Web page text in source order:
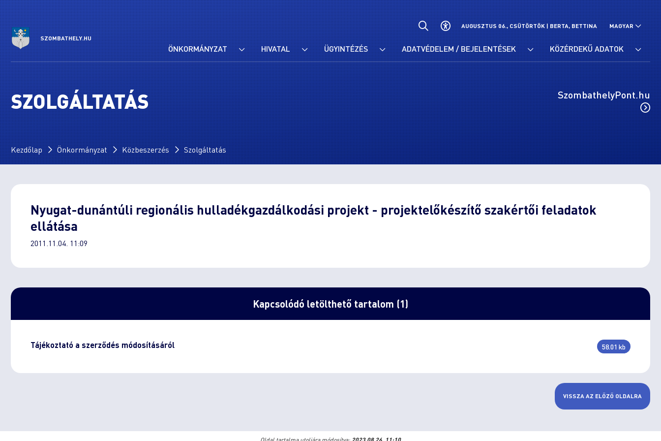
SZOMBATHELY.HU
AUGUSZTUS 06., CSÜTÖRTÖK |BERTA, BETTINA MAGYAR
ÖNKORMÁNYZAT HIVATAL ÜGYINTÉZÉS ADATVÉDELEM / BEJELENTÉSEK KÖZÉRDEKŰ ADATOK
SZOLGÁLTATÁS SzombathelyPont.hu
Kezdőlap Önkormányzat Közbeszerzés Szolgáltatás
Nyugat-dunántúli regionális hulladékgazdálkodási projekt - projektelőkészítő szakértői feladatok
ellátása
2011.11.04. 11:09
Kapcsolódó letölthető tartalom (1)
Tájékoztató a szerződés módosításáról 58.01 kb
VISSZA AZ ELŐZŐ OLDALRA